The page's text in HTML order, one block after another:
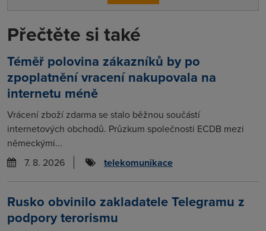
Přečtěte si také
Téměř polovina zákazníků by po
zpoplatnění vracení nakupovala na
internetu méně
Vrácení zboží zdarma se stalo běžnou součástí
internetových obchodů. Průzkum společnosti ECDB mezi
německými...
7. 8. 2026
telekomunikace
Rusko obvinilo zakladatele Telegramu z
podpory terorismu